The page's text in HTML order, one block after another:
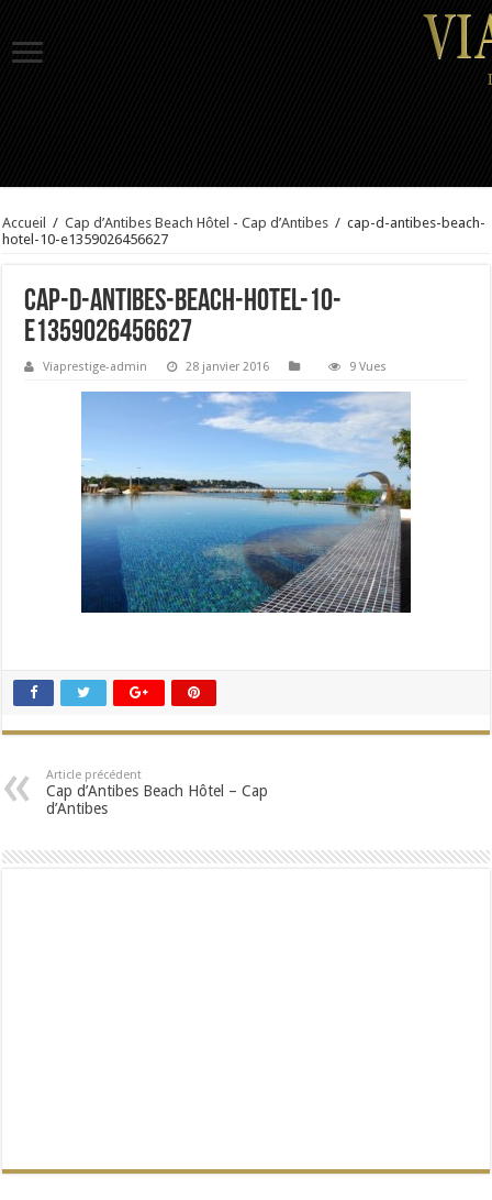
Accueil / Cap d’Antibes Beach Hôtel - Cap d’Antibes / cap-d-antibes-beach-
hotel-10-e1359026456627
cap-d-antibes-beach-hotel-10-
e1359026456627
Viaprestige-admin 28 janvier 2016 9 Vues
Article précédent
Cap d’Antibes Beach Hôtel – Cap
d’Antibes